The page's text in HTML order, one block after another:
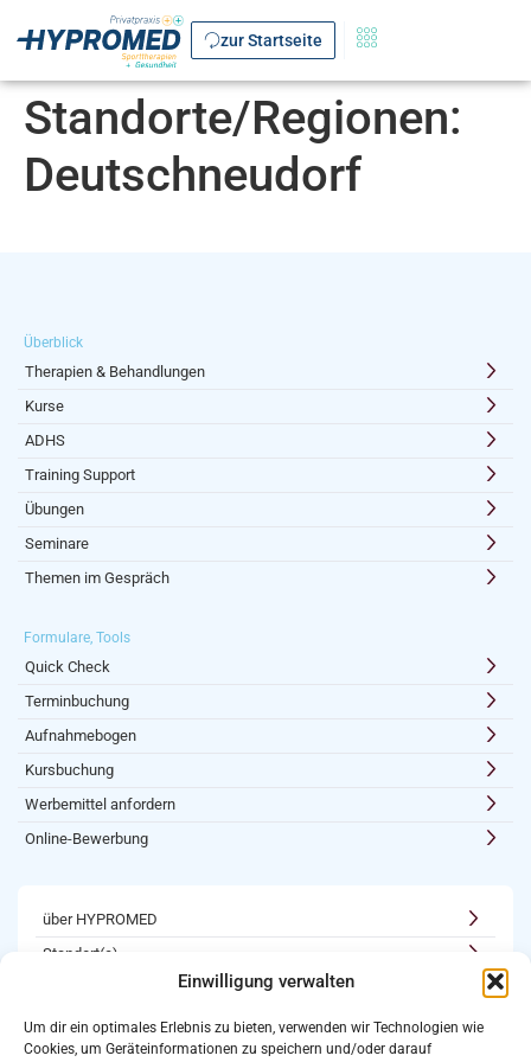
Einwilligung verwalten
Um dir ein optimales Erlebnis zu bieten, verwenden wir Technologien wie
Cookies, um Geräteinformationen zu speichern und/oder darauf
zur Startseite
Standorte/Regionen:
Deutschneudorf
Überblick
Therapien & Behandlungen
Kurse
ADHS
Training Support
Übungen
Seminare
Themen im Gespräch
Formulare, Tools
Quick Check
Terminbuchung
Aufnahmebogen
Kursbuchung
Werbemittel anfordern
Online-Bewerbung
über HYPROMED
Standort(e)
Karriere
Newsletter